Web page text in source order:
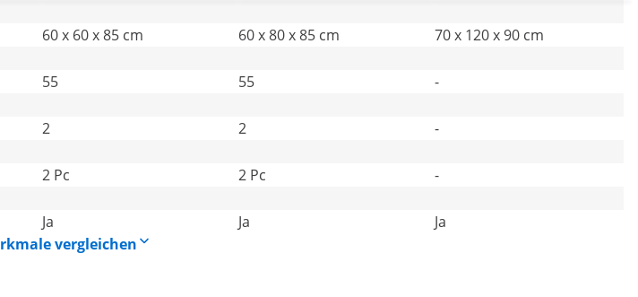
60 x 60 x 85 cm 60 x 80 x 85 cm
70 x 120 x 90 cm
55 55
-
2 2
-
2 Pc 2 Pc
-
Ja Ja
Ja
vergleichen